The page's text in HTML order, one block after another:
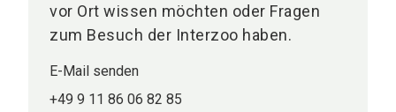
vor Ort wissen möchten oder Fragen
zum Besuch der Interzoo haben.
E-Mail senden
+49 9 11 86 06 82 85